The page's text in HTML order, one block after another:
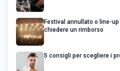
Festival annullato o line-
chiedere un rimborso
5 consigli per scegliere i